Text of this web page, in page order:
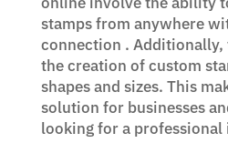
stamps from anywhere
connection .
the creation of custom
shapes and sizes. This
solution for businesses
looking for a professional